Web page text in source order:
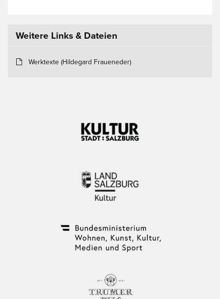
Weitere Links & Dateien
Werktexte (Hildegard Fraueneder)